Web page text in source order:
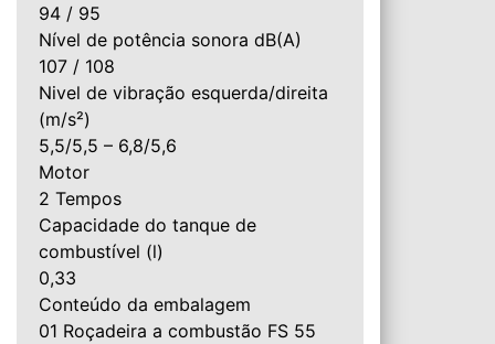
94 / 95
Nível de potência sonora dB(A)
107 / 108
Nivel de vibração esquerda/direita
(m/s²)
5,5/5,5 – 6,8/5,6
Motor
2 Tempos
Capacidade do tanque de
combustível (l)
0,33
Conteúdo da embalagem
01 Roçadeira a combustão FS 55